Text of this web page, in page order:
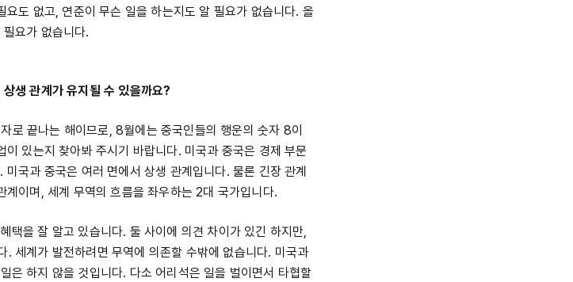
도 없고, 연준이 무슨 일을 하는지도 알 필요가 없습니다. 올
요가 없습니다.
생 관계가 유지될 수 있을까요?
끝나는 해이므로, 8월에는 중국인들의 행운의 숫자 8이
있는지 찾아봐 주시기 바랍니다. 미국과 중국은 경제 부문
국과 중국은 여러 면에서 상생 관계입니다. 물론 긴장 관계
이며, 세계 무역의 흐름을 좌우하는 2대 국가입니다.
택을 잘 알고 있습니다. 둘 사이에 의견 차이가 있긴 하지만,
. 세계가 발전하려면 무역에 의존할 수밖에 없습니다. 미국과
은 하지 않을 것입니다. 다소 어리석은 일을 벌이면서 타협할